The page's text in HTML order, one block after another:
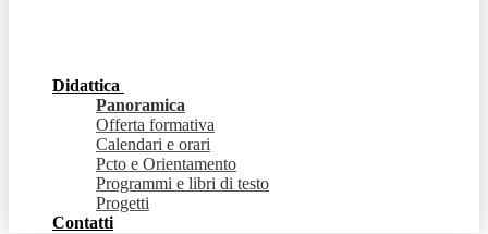
Didattica
Panoramica
Offerta formativa
Calendari e orari
Pcto e Orientamento
Programmi e libri di testo
Progetti
Contatti